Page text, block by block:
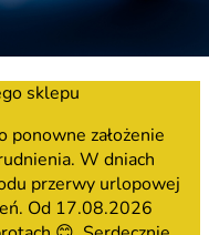
sklepu
ponowne założenie
W dniach
przerwy urlopowej
Od 17.08.2026